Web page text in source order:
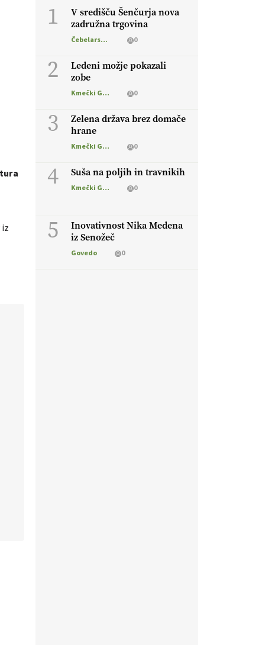
1
V središču Šenčurja nova
zadružna trgovina
Čebelarstvo 0
2
Ledeni možje pokazali
zobe
Kmečki Glas 0
3
Zelena država brez domače
hrane
Kmečki Glas 0
4 Suša na poljih in travnikih
Kmečki Glas 0
5
Inovativnost Nika Medena
iz Senožeč
Govedo 0